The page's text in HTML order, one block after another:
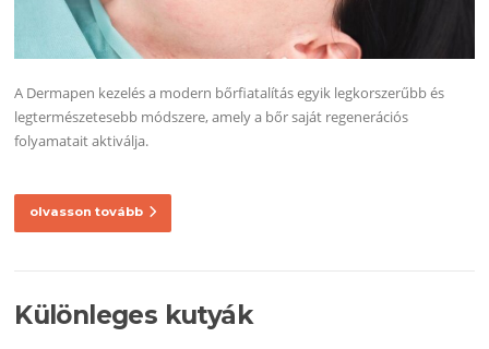
A Dermapen kezelés a modern bőrfiatalítás egyik legkorszerűbb és
legtermészetesebb módszere, amely a bőr saját regenerációs
folyamatait aktiválja.
olvasson tovább
Különleges kutyák